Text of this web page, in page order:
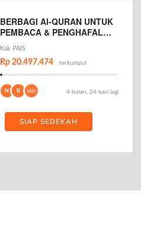
BERBAGI Al-QURAN UNTUK
PEMBACA & PENGHAFAL
AL-QURAN
Kak PAIS
Rp 20.497.474 terkumpul
N B 162+ 4 bulan, 24 hari lagi
SIAP SEDEKAH